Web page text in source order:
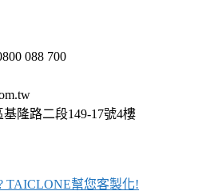
088 700
隆路二段149-17號4樓
TAICLONE幫您客製化!